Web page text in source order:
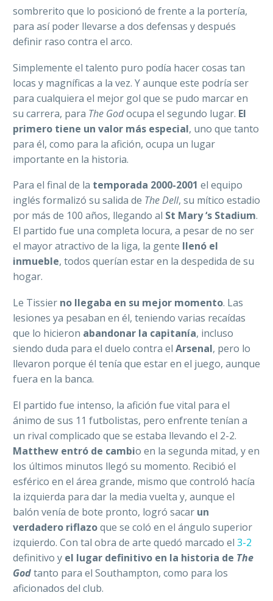
sombrerito que lo posicionó de frente a la portería,
para así poder llevarse a dos defensas y después
definir raso contra el arco.
Simplemente el talento puro podía hacer cosas tan
locas y magníficas a la vez. Y aunque este podría ser
para cualquiera el mejor gol que se pudo marcar en
su carrera, para The Godocupa el segundo lugar. El
primero tiene un valor más especial, uno que tanto
para él, como para la afición, ocupa un lugar
importante en la historia.
Para el final de la temporada 2000-2001 el equipo
inglés formalizó su salida de The Dell, su mítico estadio
por más de 100 años, llegando al St Mary ‘s Stadium.
El partido fue una completa locura, a pesar de no ser
el mayor atractivo de la liga, la gente llenó el
inmueble, todos querían estar en la despedida de su
hogar.
Le Tissier no llegaba en su mejor momento. Las
lesiones ya pesaban en él, teniendo varias recaídas
que lo hicieron abandonar la capitanía, incluso
siendo duda para el duelo contra el Arsenal, pero lo
llevaron porque él tenía que estar en el juego, aunque
fuera en la banca.
El partido fue intenso, la afición fue vital para el
ánimo de sus 11 futbolistas, pero enfrente tenían a
un rival complicado que se estaba llevando el 2-2.
Matthew entró de cambio en la segunda mitad, y en
los últimos minutos llegó su momento. Recibió el
esférico en el área grande, mismo que controló hacía
la izquierda para dar la media vuelta y, aunque el
balón venía de bote pronto, logró sacar un
verdadero riflazoque se coló en el ángulo superior
izquierdo. Con tal obra de arte quedó marcado el 3-2
definitivo y el lugar definitivo en la historia de The
Godtanto para el Southampton, como para los
aficionados del club.